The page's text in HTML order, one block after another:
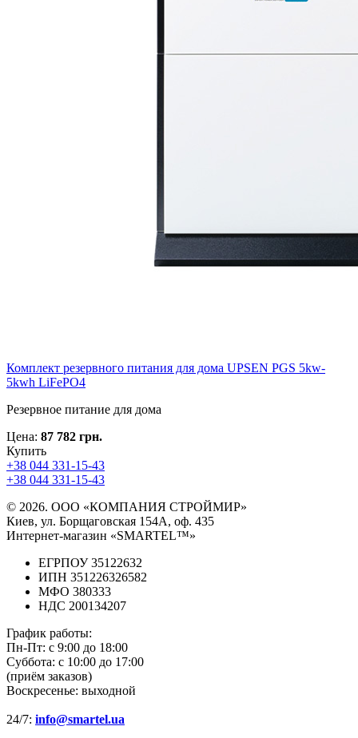
Комплект резервного питания для дома UPSEN PGS 5kw-
5kwh LiFePO4
Резервное питание для дома
Цена: 87 782 грн.
Купить
+38 044 331-15-43
+38 044 331-15-43
© 2026. ООО «КОМПАНИЯ СТРОЙМИР»
Киев, ул. Борщаговская 154А, оф. 435
Интернет-магазин «SMARTEL™»
ЕГРПОУ 35122632
ИПН 351226326582
МФО 380333
НДС 200134207
График работы:
Пн-Пт: с 9:00 до 18:00
Суббота: с 10:00 до 17:00
(приём заказов)
Воскресенье: выходной
24/7: info@smartel.ua